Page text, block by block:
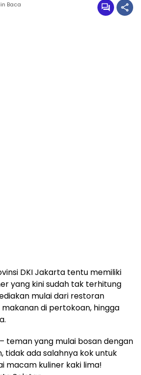
Baca
DKI Jakarta tentu memiliki
yang kini sudah tak terhitung
mulai dari restoran
makanan di pertokoan, hingga
teman yang mulai bosan dengan
tidak ada salahnya kok untuk
macam kuliner kaki lima!